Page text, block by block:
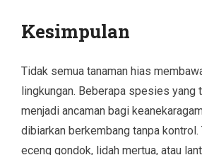
Kesimpulan
Tidak semua tanaman hias
lingkungan. Beberapa spesies yang
menjadi ancaman bagi
dibiarkan berkembang tanpa kontrol.
eceng gondok, lidah mertua, atau